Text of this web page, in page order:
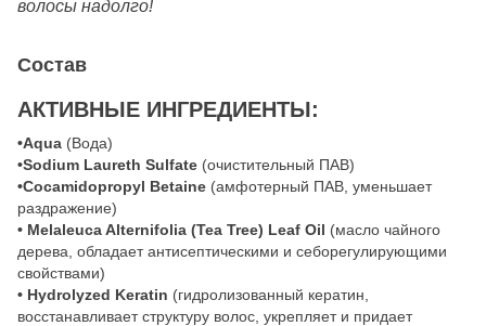
волосы надолго!
Состав
АКТИВНЫЕ ИНГРЕДИЕНТЫ:
•Aqua (Вода)
•Sodium Laureth Sulfate (очистительный ПАВ)
•Cocamidopropyl Betaine (амфотерный ПАВ, уменьшает
раздражение)
• Melaleuca Alternifolia (Tea Tree) Leaf Oil (масло чайного
дерева, обладает антисептическими и себорегулирующими
свойствами)
• Hydrolyzed Keratin (гидролизованный кератин,
восстанавливает структуру волос, укрепляет и придает